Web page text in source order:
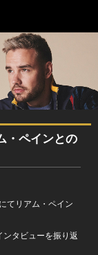
・ペインとの
てリアム・ペイン
タビューを振り返